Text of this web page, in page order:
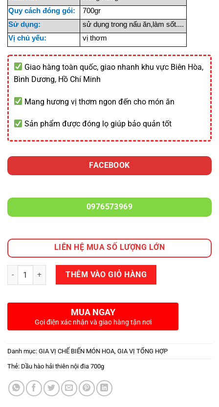
Quy cách đóng gói:
700gr
Sử dụng:
sử dụng trong nấu ăn,làm sốt....
Vị chủ yếu:
vị thơm
Giao hàng toàn quốc, giao nhanh khu vực Biên Hòa,
Bình Dương, Hồ Chí Minh
Mang hương vị thơm ngon đến cho món ăn
Sản phẩm được đóng lọ giúp bảo quản tốt
FACEBOOK
0976573969
LIÊN HỆ MUA SỐ LƯỢNG LỚN
Số lượng THÊM VÀO GIỎ HÀNG
MUA NGAY
Gọi điện xác nhận và giao hàng tận nơi
Danh mục: GIA VỊ CHẾ BIẾN MÓN HOA, GIA VỊ TỔNG HỢP
Thẻ: Dầu hào hải thiên nội đia 700g